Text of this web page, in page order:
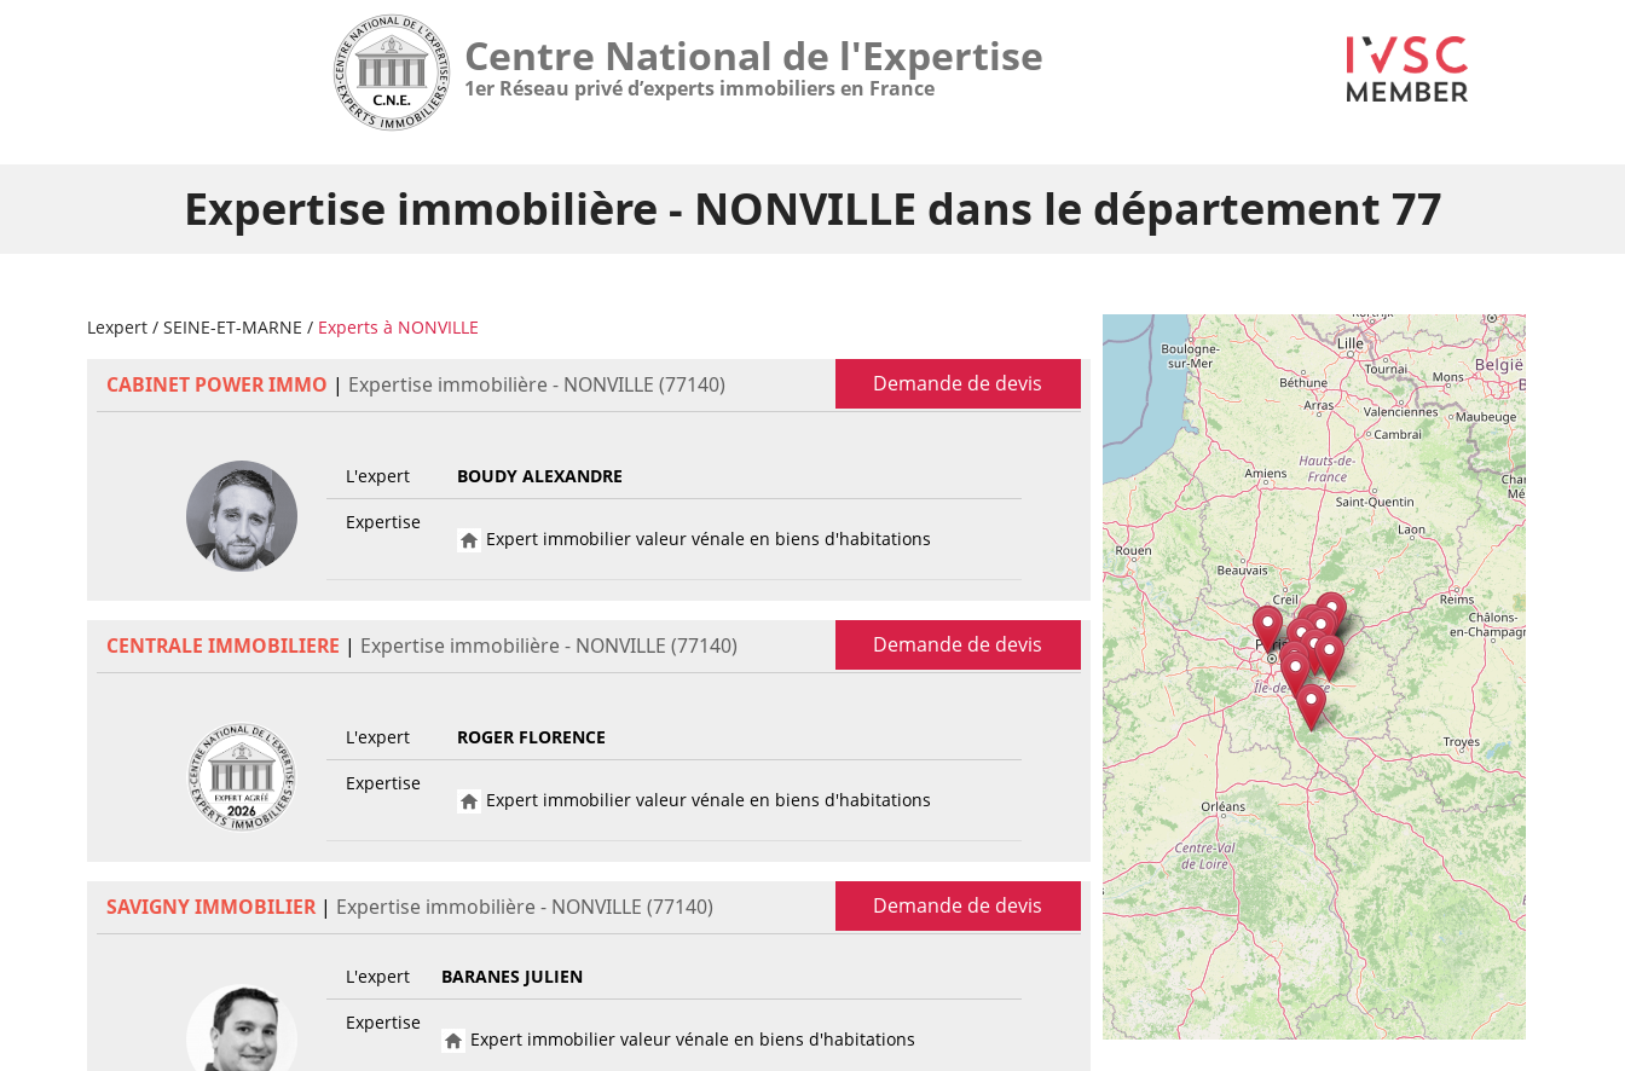
Centre National de l'Expertise
1er Réseau privé d’experts immobiliers en France
Expertise immobilière - NONVILLE dans le département 77
Lexpert / SEINE-ET-MARNE / Experts à NONVILLE
CABINET POWER IMMO | Expertise immobilière - NONVILLE (77140) Demande de devis
L'expert
BOUDY ALEXANDRE
Expertise
Expert immobilier valeur vénale en biens d'habitations
CENTRALE IMMOBILIERE | Expertise immobilière - NONVILLE (77140) Demande de devis
L'expert
ROGER FLORENCE
Expertise
Expert immobilier valeur vénale en biens d'habitations
SAVIGNY IMMOBILIER | Expertise immobilière - NONVILLE (77140) Demande de devis
L'expert
BARANES JULIEN
Expertise
Expert immobilier valeur vénale en biens d'habitations